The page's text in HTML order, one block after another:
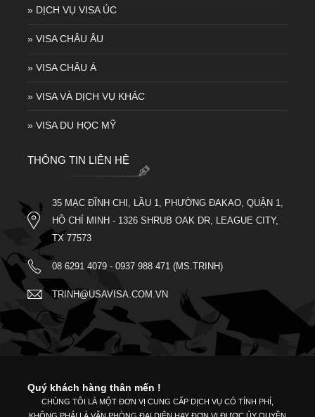
» DỊCH VỤ VISA ÚC
» VISA CHÂU ÂU
» VISA CHÂU Á
» VISA VÀ DỊCH VỤ KHÁC
» VISA DU HỌC MỸ
THÔNG TIN LIÊN HỆ
35 MẠC ĐĨNH CHI, LẦU 1, PHƯỜNG ĐAKAO, QUẬN 1,
HỒ CHÍ MINH - 1326 SHRUB OAK DR, LEAGUE CITY,
TX 77573
08 6291 4079 - 0937 988 471 (MS.TRINH)
TRINH@USAVISA.COM.VN
Quý khách hàng thân mến !
CHÚNG TÔI LÀ MỘT ĐƠN VỊ CUNG CẤP DỊCH VỤ CÓ TÍNH PHÍ,